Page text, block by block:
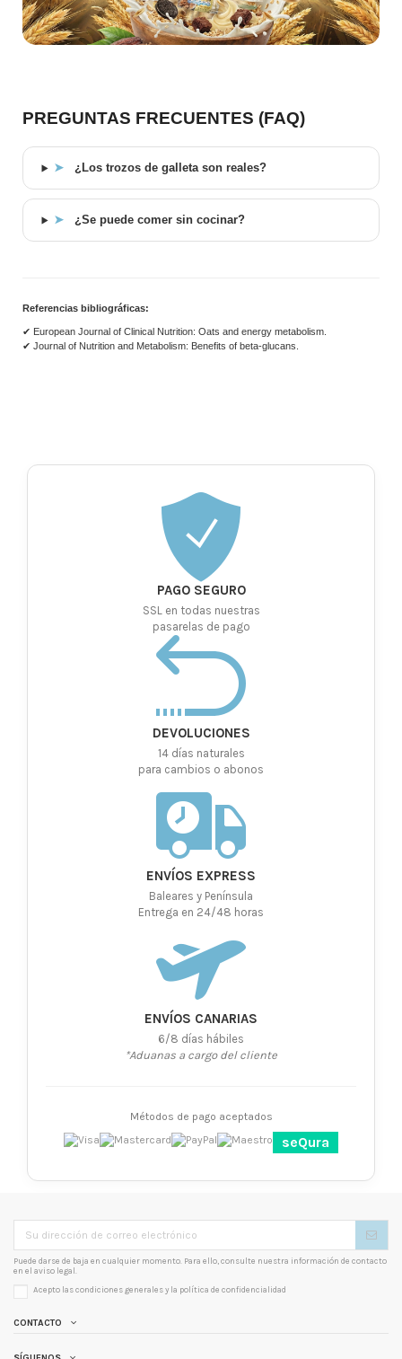
PREGUNTAS FRECUENTES (FAQ)
➤ ¿Los trozos de galleta son reales?
➤ ¿Se puede comer sin cocinar?
Referencias bibliográficas:
✔ European Journal of Clinical Nutrition: Oats and energy metabolism.
✔ Journal of Nutrition and Metabolism: Benefits of beta-glucans.
PAGO SEGURO
SSL en todas nuestras
pasarelas de pago
DEVOLUCIONES
14 días naturales
para cambios o abonos
ENVÍOS EXPRESS
Baleares y Península
Entrega en 24/48 horas
ENVÍOS CANARIAS
6/8 días hábiles
*Aduanas a cargo del cliente
Métodos de pago aceptados
seQura
Puede darse de baja en cualquier momento. Para ello, consulte nuestra información de contacto
en el aviso legal.
Acepto las condiciones generales y la política de confidencialidad
CONTACTO